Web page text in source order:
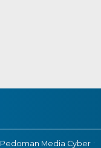
Pedoman Media Cyber